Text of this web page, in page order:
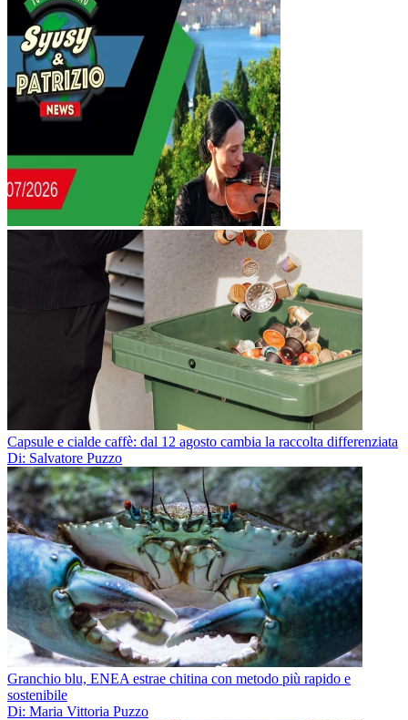
Capsule e cialde caffè: dal 12 agosto cambia la raccolta differenziata
Di: Salvatore Puzzo
Granchio blu, ENEA estrae chitina con metodo più rapido e
sostenibile
Di: Maria Vittoria Puzzo